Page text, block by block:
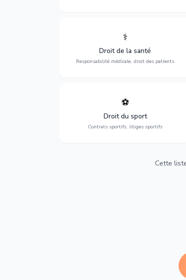
⚕️
Droit de la santé
Responsabilité médicale, droit des patients
Défense de vos droits médicaux : erreurs
médicales, responsabilité des praticiens
et indemnisation.
⚽
Droit du sport
Contrats sportifs, litiges sportifs
Expertise en droit sportif : contrats de
sportifs, transferts, sponsoring et
contentieux.
Cette